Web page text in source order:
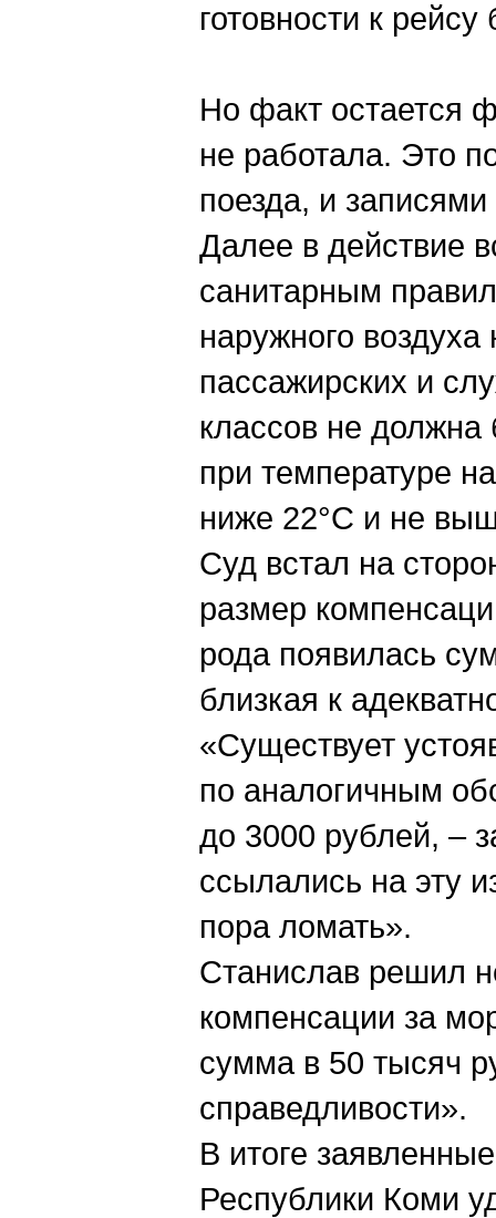
готовности к
Но факт остается
не работала. Это
поезда, и
Далее в действие
санитарным
наружного
пассажирских и
классов не
при температуре
ниже 22°C и не
Суд встал на
размер
рода появилась
близкая к
«Существует
по аналогичным
до 3000 рублей, –
ссылались на эту
пора ломать».
Станислав решил
компенсации за
сумма в 50 тысяч
справедливости».
В итоге
Республики Коми